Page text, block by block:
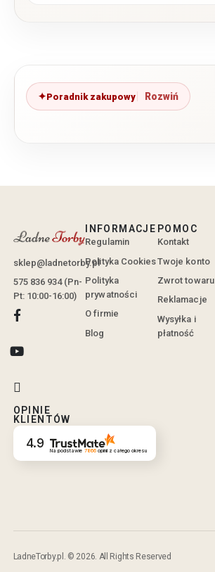
Poradnik zakupowy
sklep@ladnetorby.pl
575 836 934 (Pn-
Pt: 10:00-16:00)
OPINIE
KLIENTÓW
4.9 Na podstawie 7866opinii z całego okresu
INFORMACJE
Regulamin
Polityka Cookies
Polityka
prywatności
O firmie
Blog
POMOC
Kontakt
Twoje konto
Zwrot towaru
Reklamacje
Wysyłka i
płatność
LadneTorby.pl. © 2026. All Rights Reserved